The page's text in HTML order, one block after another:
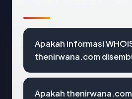
Apakah informasi
thenirwana.com
Apakah